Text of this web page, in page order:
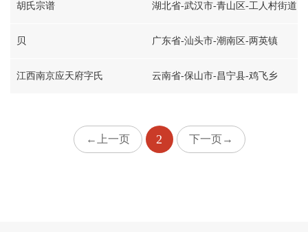
胡氏宗谱 湖北省-武汉市-青山区-工人村街道
贝 广东省-汕头市-潮南区-两英镇
江西南京应天府字氏 云南省-保山市-昌宁县-鸡飞乡
←上一页 2 下一页→